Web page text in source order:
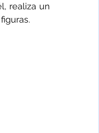
realiza un